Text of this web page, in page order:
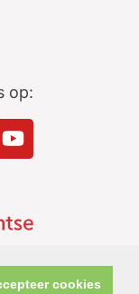
cookies
op: